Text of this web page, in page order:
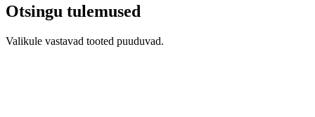
Otsingu tulemused
Valikule vastavad tooted puuduvad.